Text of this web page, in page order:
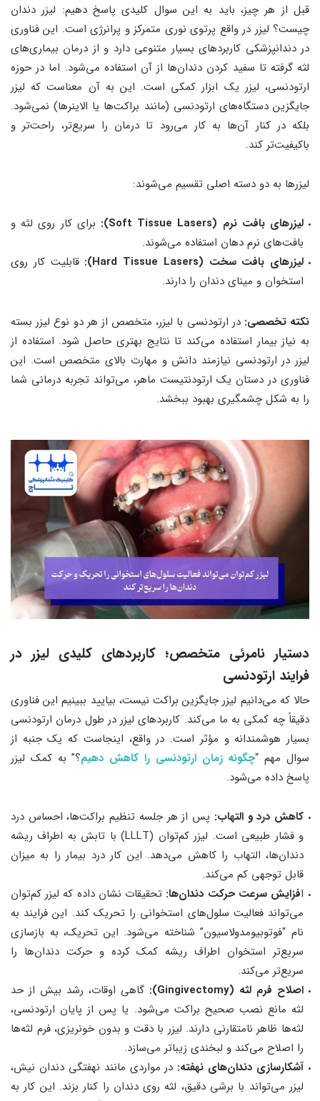
قبل از هر چیز، باید به این سوال کلیدی پاسخ دهیم: لیزر دندان
چیست؟ لیزر در واقع پرتوی نوری متمرکز و پرانرژی است. این فناوری
در دندانپزشکی کاربردهای بسیار متنوعی دارد و از درمان بیماری‌های
لثه گرفته تا سفید کردن دندان‌ها از آن استفاده می‌شود. اما در حوزه
ارتودنسی، لیزر یک ابزار کمکی است. این به آن معناست که لیزر
جایگزین دستگاه‌های ارتودنسی (مانند براکت‌ها یا الاینرها) نمی‌شود.
بلکه در کنار آن‌ها به کار می‌رود تا درمان را سریع‌تر، راحت‌تر و
باکیفیت‌تر کند.
لیزرها به دو دسته اصلی تقسیم می‌شوند:
لیزرهای بافت نرم (Soft Tissue Lasers):
برای کار روی لثه و
بافت‌های نرم دهان استفاده می‌شوند.
لیزرهای بافت سخت (Hard Tissue Lasers):
قابلیت کار روی
استخوان و مینای دندان را دارند.
نکته تخصصی: در ارتودنسی با لیزر، متخصص از هر دو نوع لیزر بسته
به نیاز بیمار استفاده می‌کند تا نتایج بهتری حاصل شود. استفاده از
لیزر در ارتودنسی نیازمند دانش و مهارت بالای متخصص است. این
فناوری در دستان یک ارتودنتیست ماهر، می‌تواند تجربه درمانی شما
را به شکل چشمگیری بهبود ببخشد.
دستیار نامرئی متخصص؛ کاربردهای کلیدی لیزر در
فرایند ارتودنسی
حالا که می‌دانیم لیزر جایگزین براکت نیست، بیایید ببینیم این فناوری
دقیقاً چه کمکی به ما می‌کند. کاربردهای لیزر در طول درمان ارتودنسی
بسیار هوشمندانه و مؤثر است. در واقع، اینجاست که یک جنبه از
سوال مهم “چگونه زمان ارتودنسی را کاهش دهیم؟” به کمک لیزر
پاسخ داده می‌شود.
کاهش درد و التهاب: پس از هر جلسه تنظیم براکت‌ها، احساس درد
و فشار طبیعی است. لیزر کم‌توان (LLLT) با تابش به اطراف ریشه
دندان‌ها، التهاب را کاهش می‌دهد. این کار درد بیمار را به میزان
قابل توجهی کم می‌کند.
افزایش سرعت حرکت دندان‌ها: تحقیقات نشان داده که لیزر کم‌توان
می‌تواند فعالیت سلول‌های استخوانی را تحریک کند. این فرایند به
نام “فوتوبیومدولاسیون” شناخته می‌شود. این تحریک، به بازسازی
سریع‌تر استخوان اطراف ریشه کمک کرده و حرکت دندان‌ها را
سریع‌تر می‌کند.
اصلاح فرم لثه (Gingivectomy):
گاهی اوقات، رشد بیش از حد
لثه مانع نصب صحیح براکت می‌شود. یا پس از پایان ارتودنسی،
لثه‌ها ظاهر نامتقارنی دارند. لیزر با دقت و بدون خونریزی، فرم لثه‌ها
را اصلاح می‌کند و لبخندی زیباتر می‌سازد.
آشکارسازی دندان‌های نهفته: در مواردی مانند نهفتگی دندان نیش،
لیزر می‌تواند با برشی دقیق، لثه روی دندان را کنار بزند. این کار به